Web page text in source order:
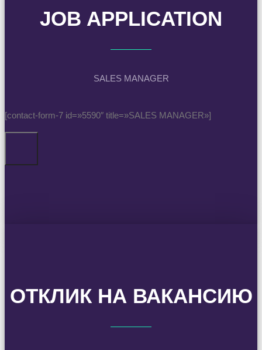
JOB APPLICATION
SALES MANAGER
[contact-form-7 id=»5590″ title=»SALES MANAGER»]
ОТКЛИК НА ВАКАНСИЮ